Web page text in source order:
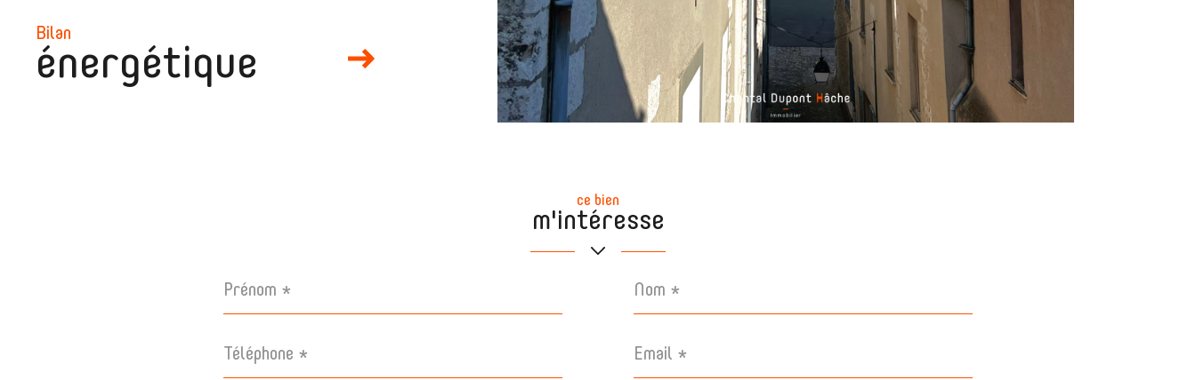
bilan
énergétique
ce bien
m'intéresse
Prénom
Nom
Téléphone
Email